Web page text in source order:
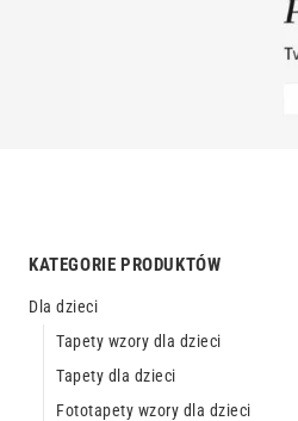
KATEGORIE PRODUKTÓW
Dla dzieci
Tapety wzory dla dzieci
Tapety dla dzieci
Fototapety wzory dla dzieci